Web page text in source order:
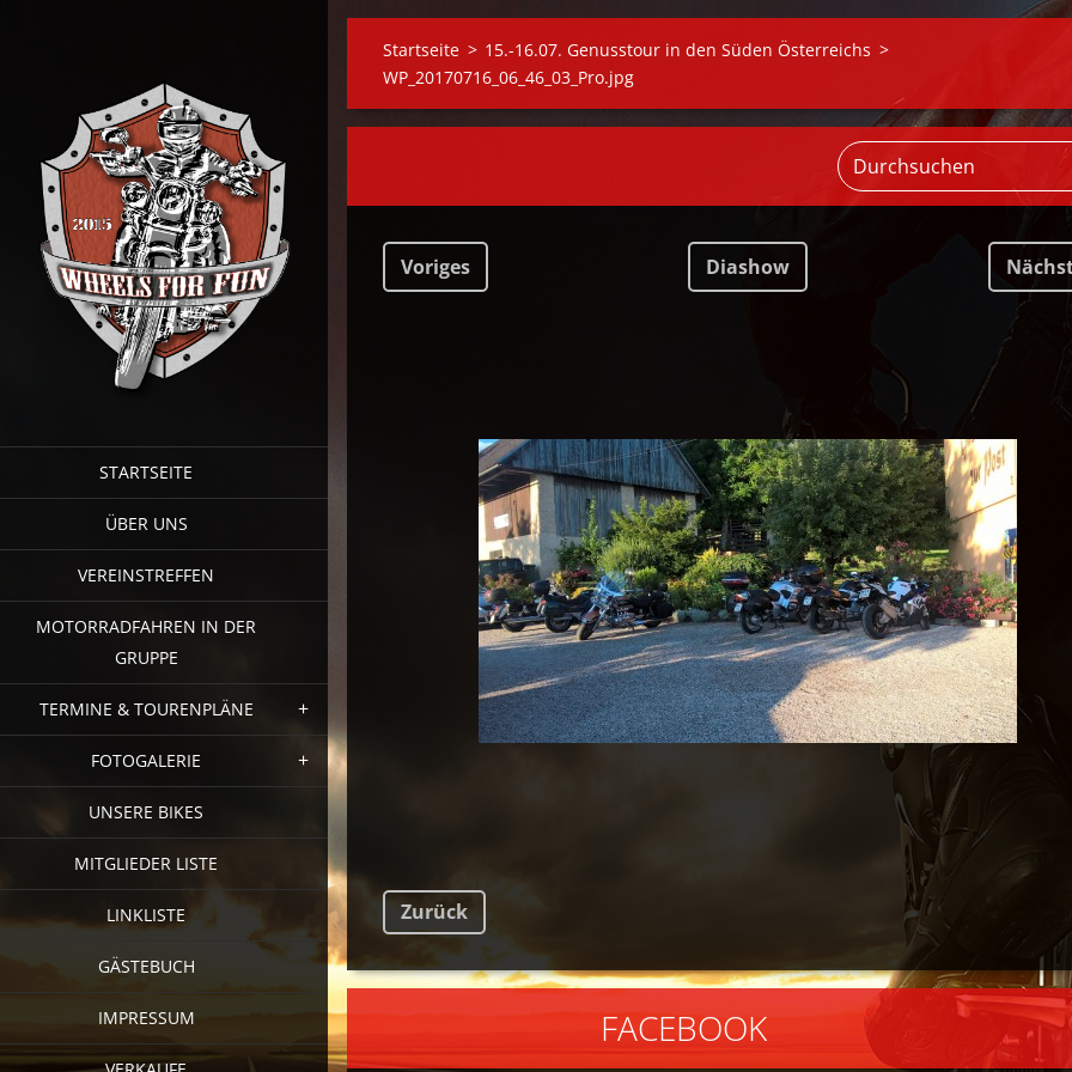
STARTSEITE
ÜBER UNS
VEREINSTREFFEN
MOTORRADFAHREN IN DER
GRUPPE
TERMINE & TOURENPLÄNE
FOTOGALERIE
UNSERE BIKES
MITGLIEDER LISTE
LINKLISTE
GÄSTEBUCH
IMPRESSUM
Startseite > 15.-16.07. Genusstour in den Süden Österreichs >
WP_20170716_06_46_03_Pro.jpg
Voriges Diashow
Zurück
FACEBOOK